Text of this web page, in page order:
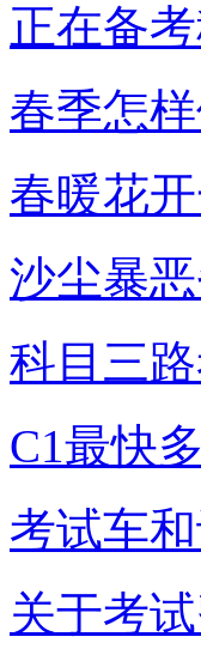
正在备
春季怎
春暖花
沙尘暴
科目三
C1最快
考试车
关于考